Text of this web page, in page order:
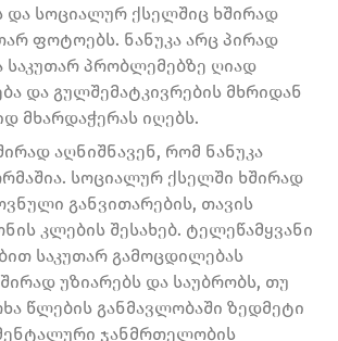
და სოციალურ ქსელშიც ხშირად
ფოტოებს. ნანუკა არც პირად
საკუთარ პრობლემებზე ღიად
და გულშემატკივრების მხრიდან
მხარდაჭერას იღებს.
აღნიშნავენ, რომ ნანუკა
სოციალურ ქსელში ხშირად
განვითარების, თავის
კლების შესახებ. ტელეწამყვანი
საკუთარ გამოცდილებას
უზიარებს და საუბრობს, თუ
წლების განმავლობაში ზედმეტი
ჯანმრთელობის